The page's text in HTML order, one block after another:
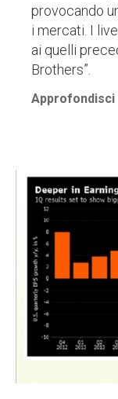
provocando
i mercati. I
ai quelli
Brothers”.
Approfondisci